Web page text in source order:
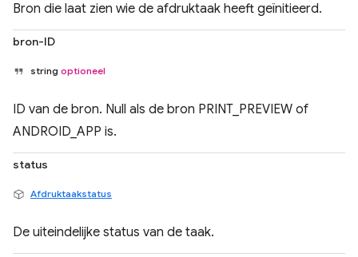
Bron die laat zien wie de afdruktaak heeft geïnitieerd.
bron-ID
string optioneel
ID van de bron. Null als de bron PRINT_PREVIEW of
ANDROID_APP is.
status
Afdruktaakstatus
De uiteindelijke status van de taak.